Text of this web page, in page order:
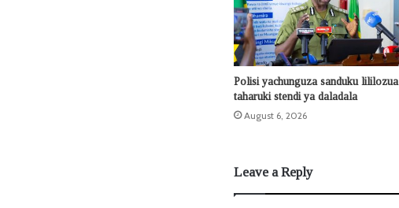
Polisi yachunguza sanduku lililozua
taharuki stendi ya daladala
August 6, 2026
Leave a Reply